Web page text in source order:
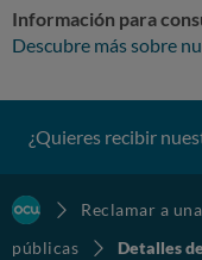
Información para
Descubre más sobre
¿Quieres recibir
Reclamar a
públicas
Detalles